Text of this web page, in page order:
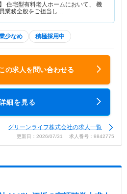
】 住宅型有料老人ホームにおいて、 機
業務全般をご担当し…
少なめ 積極採用中
の求人を問い合わせる
細を見る
グリーンライフ株式会社の求人一覧
更新日：2026/07/31 求人番号：9842775